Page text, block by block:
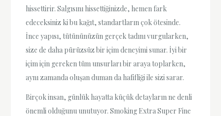
hissettirir. Salgısını hissettiğinizde, hemen fark
edeceksiniz ki bu kağıt, standartların çok ötesinde.
İnce yapısı, tütününüzün gerçek tadını vurgularken,
size de daha pürüzsüz bir içim deneyimi sunar. İyi bir
içim için gereken tüm unsurları bir araya toplarken,
aynı zamanda oluşan duman da hafifliği ile sizi sarar.
Birçok insan, günlük hayatta küçük detayların ne denli
önemli olduğunu unutuyor. Smoking Extra Super Fine